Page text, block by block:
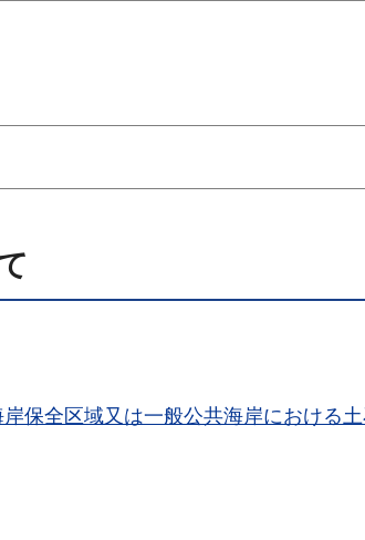
保全区域又は一般公共海岸における土